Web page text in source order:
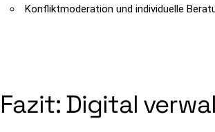
Konfliktmoderation und individuelle
Fazit: Digital